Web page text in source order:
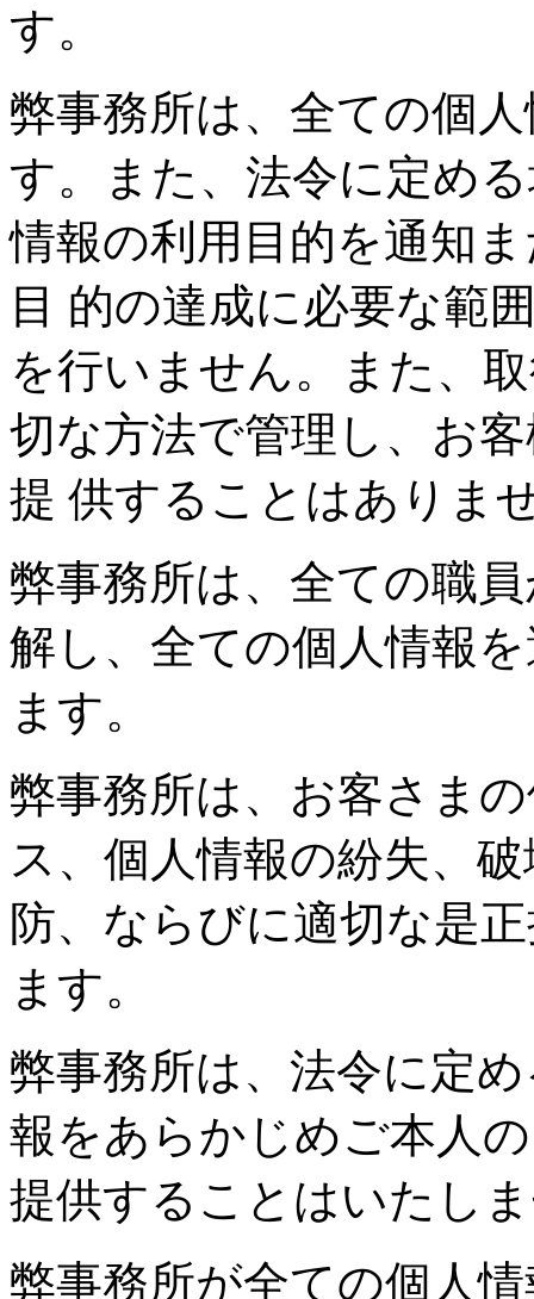
す。
弊事務所は、全ての個
す。また、法令に定め
情報の利用目的を通知
目 的の達成に必要な範
を行いません。また、
切な方法で管理し、お
提 供することはありま
弊事務所は、全ての職
解し、全ての個人情報
ます。
弊事務所は、お客さま
ス、個人情報の紛失、
防、ならびに適切な是
ます。
弊事務所は、法令に定
報をあらかじめご本人
提供することはいたし
弊事務所が全ての個人